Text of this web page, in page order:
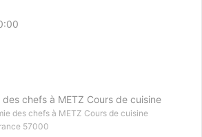
chefs à METZ Cours de cuisine
des chefs à METZ Cours de cuisine
57000